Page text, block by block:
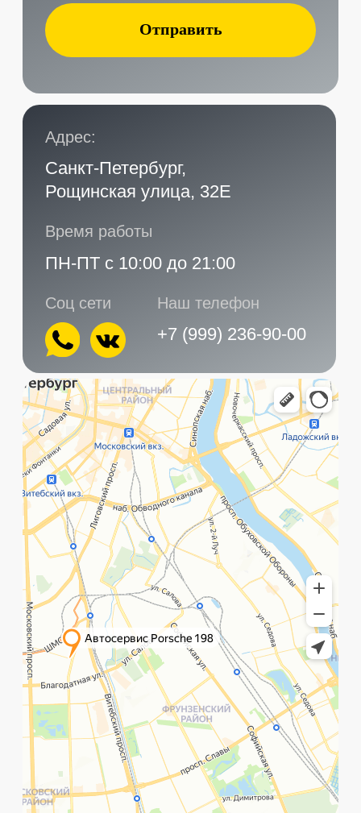
Главная ПозвонитьWhat`s app Контакты Услуги
Главная Услуги Контакты
Политика обработки данных
©️ Porsche 198. Все права защищены 2025
Разработка и маркетинг: Global Code
Санкт-Петербург,
Рощинская улица, 32Е
+7 (999) 236-90-00
ПН-ПТ
с 10:00 до 21:00